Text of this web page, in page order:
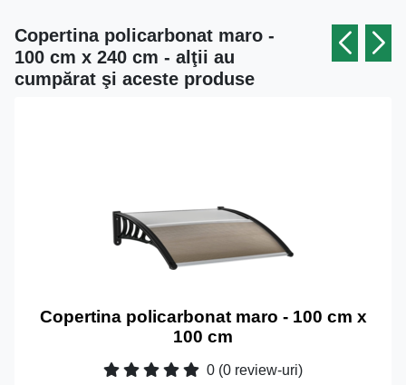
Copertina policarbonat maro -
100 cm x 240 cm - alţii au
cumpărat şi aceste produse
Copertina policarbonat maro - 100 cm x
100 cm
0 (0 review-uri)